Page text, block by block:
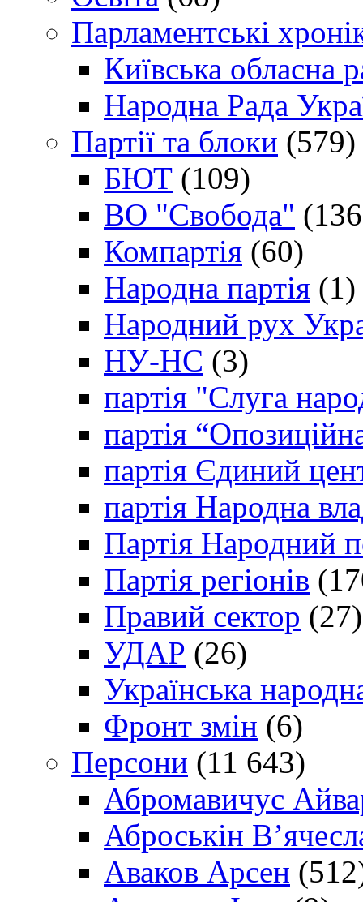
Парламентські
Київська обласна
Народна Рада
Партії та блоки (579)
БЮТ (109)
ВО "Свобода"
Компартія (60)
Народна партія (1)
Народний рух
НУ-НС (3)
партія "Слуга
партія
партія Єдиний
партія Народна
Партія Народний
Партія регіонів
Правий сектор (27)
УДАР (26)
Українська
Фронт змін (6)
Персони (11 643)
Абромавичус
Аброськін
Аваков Арсен